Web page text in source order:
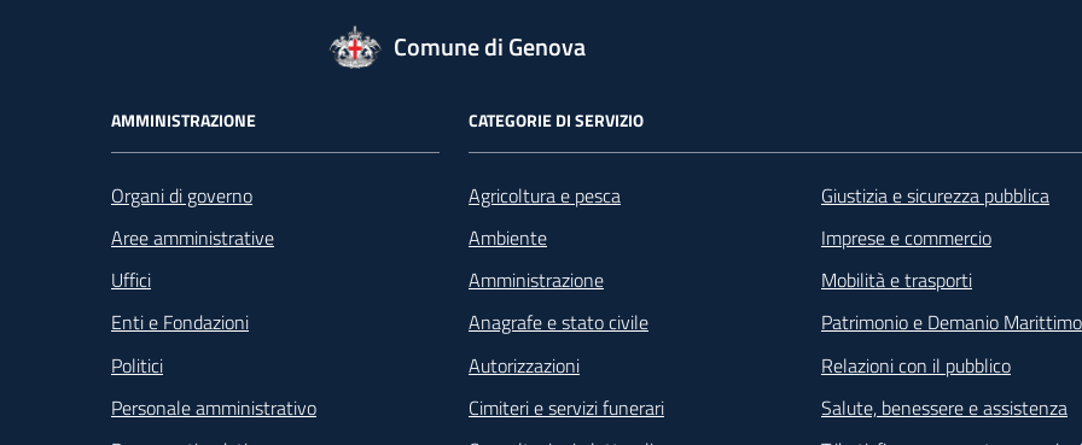
Comune di Genova
Footer - Navigazione
AMMINISTRAZIONE
Organi di governo
Aree amministrative
Uffici
Enti e Fondazioni
Politici
Personale amministrativo
CATEGORIE DI SERVIZIO
Agricoltura e pesca
Ambiente
Amministrazione
Anagrafe e stato civile
Autorizzazioni
Cimiteri e servizi funerari
Giustizia e sicurezza pubblica
Imprese e commercio
Mobilità e trasporti
Patrimonio e Demanio Marittimo
Relazioni con il pubblico
Salute, benessere e assistenza